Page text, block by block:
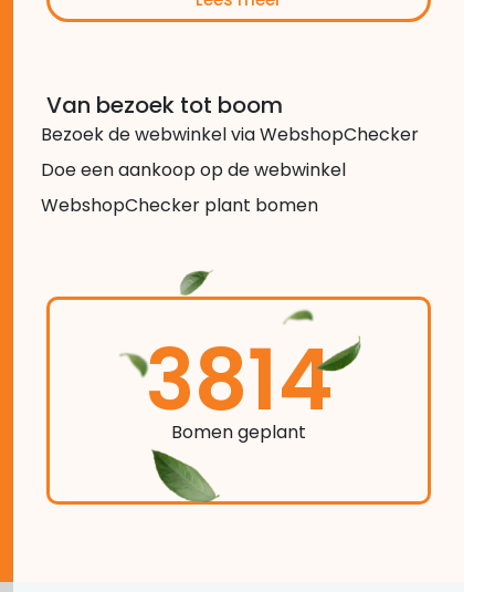
Van bezoek tot boom
Bezoek de webwinkel via WebshopChecker
Doe een aankoop op de webwinkel
WebshopChecker plant bomen
3814
Bomen geplant